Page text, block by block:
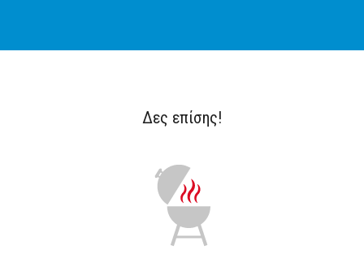
ΑΝΑΚΑΛΥΨΕ ΤΟ
Δες επίσης!